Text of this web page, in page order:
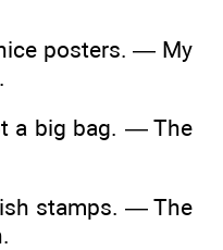
posters. — My
a big bag. — The
stamps. — The